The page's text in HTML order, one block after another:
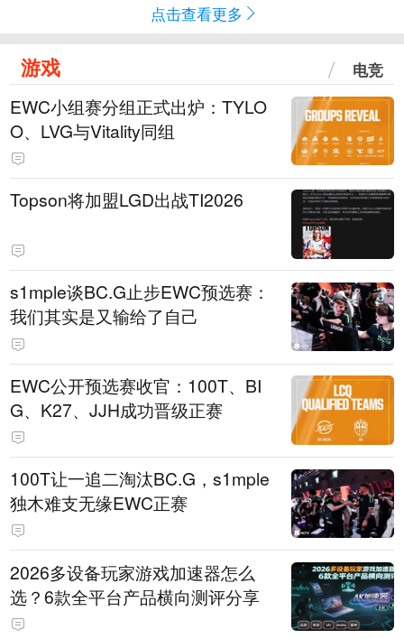
点击查看更多
游戏 电竞
EWC小组赛分组正式出炉：TYLO
O、LVG与Vitality同组
Topson将加盟LGD出战TI2026
s1mple谈BC.G止步EWC预选赛：
我们其实是又输给了自己
EWC公开预选赛收官：100T、BI
G、K27、JJH成功晋级正赛
100T让一追二淘汰BC.G，s1mple
独木难支无缘EWC正赛
2026多设备玩家游戏加速器怎么
选？6款全平台产品横向测评分享